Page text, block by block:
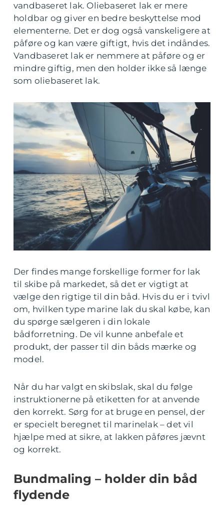
vandbaseret lak. Oliebaseret lak er mere
holdbar og giver en bedre beskyttelse mod
elementerne. Det er dog også vanskeligere at
påføre og kan være giftigt, hvis det indåndes.
Vandbaseret lak er nemmere at påføre og er
mindre giftig, men den holder ikke så længe
som oliebaseret lak.
Der findes mange forskellige former for lak
til skibe på markedet, så det er vigtigt at
vælge den rigtige til din båd. Hvis du er i tvivl
om, hvilken type marine lak du skal købe, kan
du spørge sælgeren i din lokale
bådforretning. De vil kunne anbefale et
produkt, der passer til din båds mærke og
model.
Når du har valgt en skibslak, skal du følge
instruktionerne på etiketten for at anvende
den korrekt. Sørg for at bruge en pensel, der
er specielt beregnet til marinelak – det vil
hjælpe med at sikre, at lakken påføres jævnt
og korrekt.
Bundmaling – holder din båd
flydende